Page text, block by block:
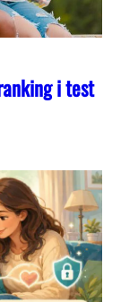
i test